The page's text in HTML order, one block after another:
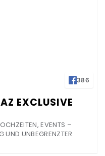
386
EXCLUSIVE
EVENTS –
UND UNBEGRENZTER